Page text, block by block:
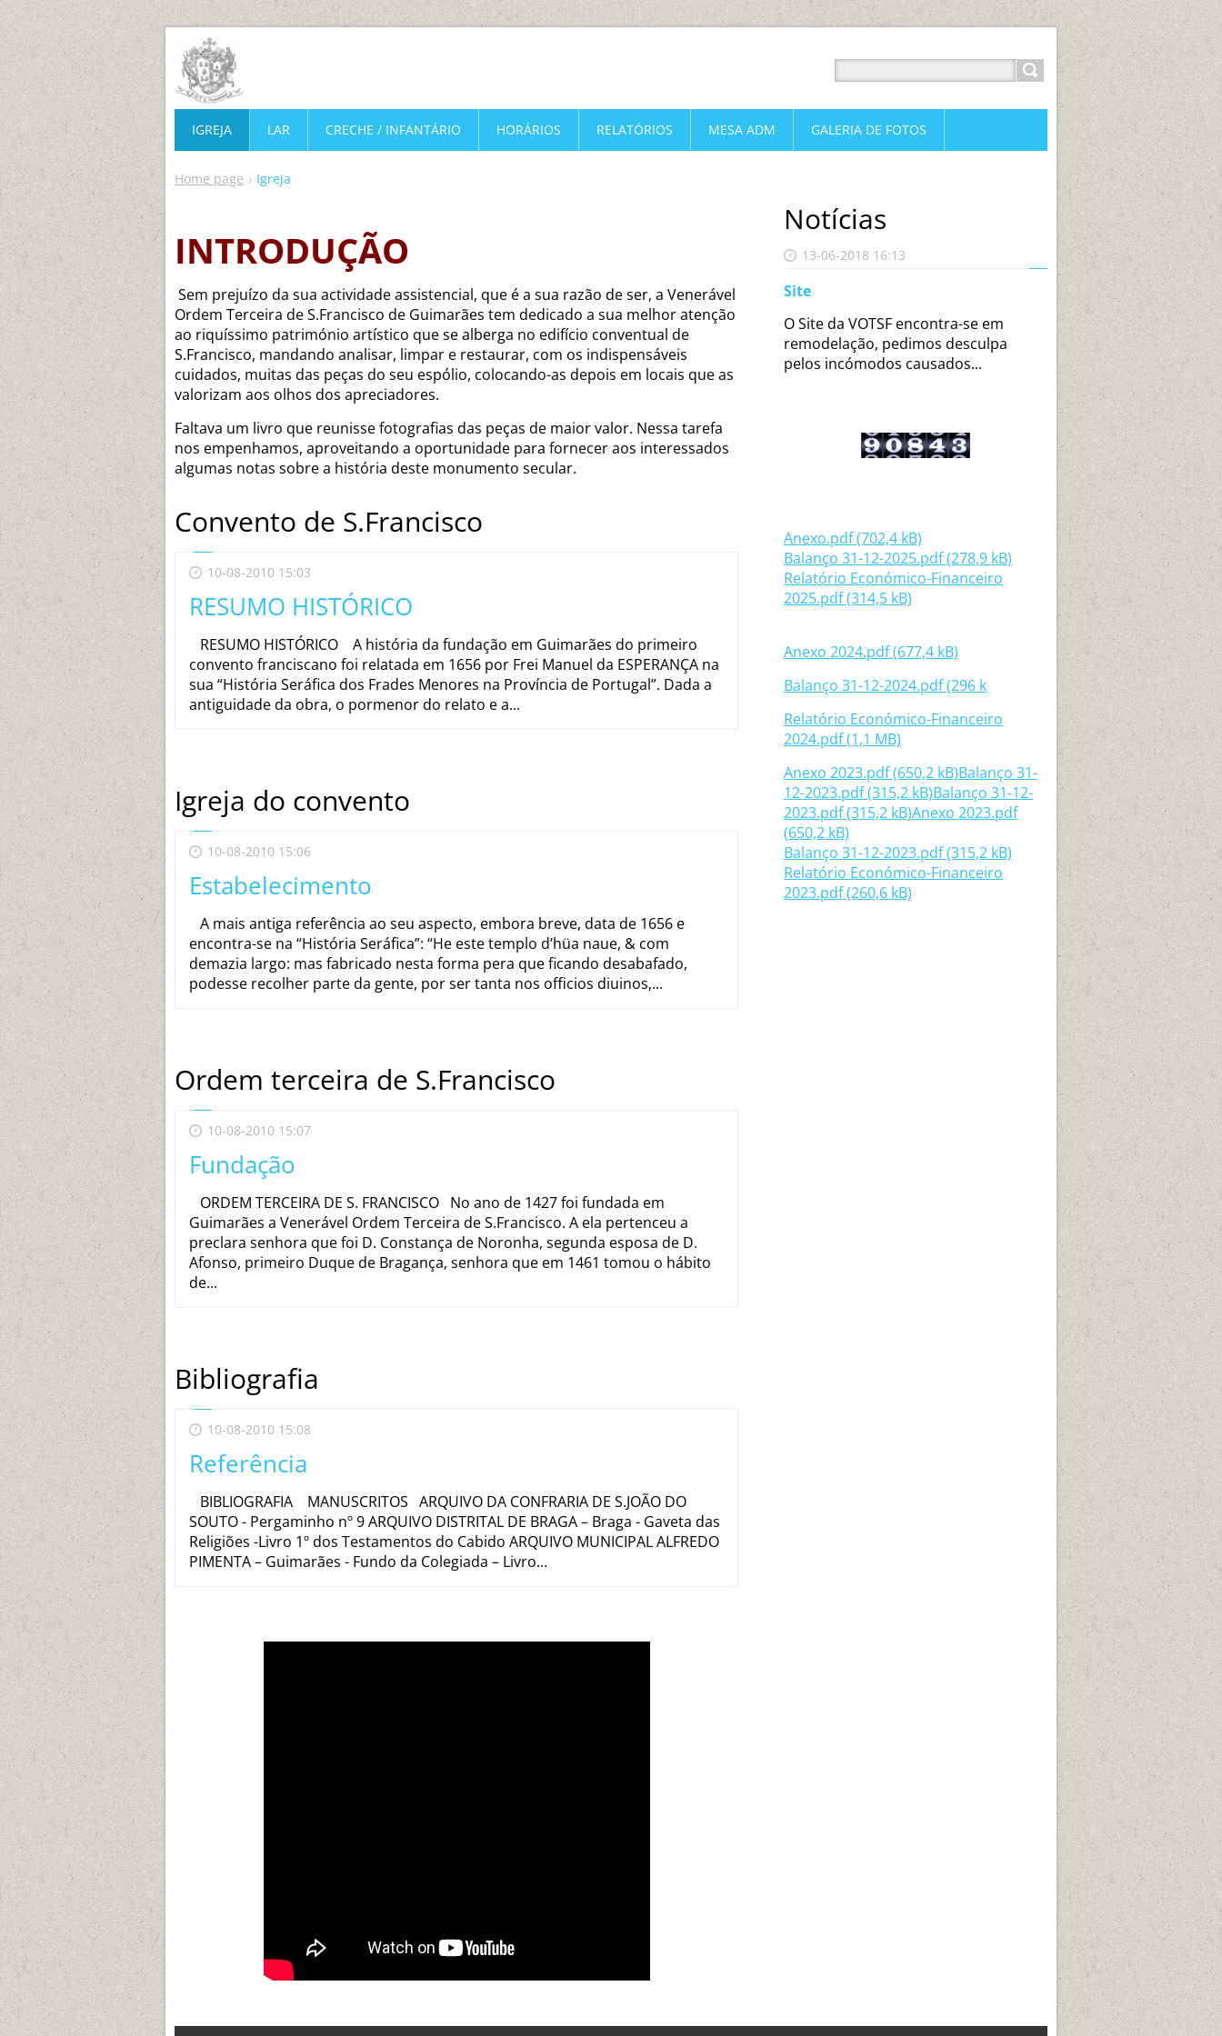
Home page Igreja
INTRODUÇÃO
Sem prejuízo da sua actividade assistencial, que é a sua razão de ser, a Venerável
Ordem Terceira de S.Francisco de Guimarães tem dedicado a sua melhor atenção
ao riquíssimo património artístico que se alberga no edifício conventual de
S.Francisco, mandando analisar, limpar e restaurar, com os indispensáveis
cuidados, muitas das peças do seu espólio, colocando-as depois em locais que as
valorizam aos olhos dos apreciadores.
Faltava um livro que reunisse fotografias das peças de maior valor. Nessa tarefa
nos empenhamos, aproveitando a oportunidade para fornecer aos interessados
algumas notas sobre a história deste monumento secular.
Convento de S.Francisco
10-08-2010 15:03
RESUMO HISTÓRICO
RESUMO HISTÓRICO A história da fundação em Guimarães do primeiro
convento franciscano foi relatada em 1656 por Frei Manuel da ESPERANÇA na
sua “História Seráfica dos Frades Menores na Província de Portugal”. Dada a
antiguidade da obra, o pormenor do relato e a...
Igreja do convento
10-08-2010 15:06
Estabelecimento
A mais antiga referência ao seu aspecto, embora breve, data de 1656 e
encontra-se na “História Seráfica”: “He este templo d’hüa naue, & com
demazia largo: mas fabricado nesta forma pera que ficando desabafado,
podesse recolher parte da gente, por ser tanta nos officios diuinos,...
Ordem terceira de S.Francisco
10-08-2010 15:07
Fundação
ORDEM TERCEIRA DE S. FRANCISCO No ano de 1427 foi fundada em
Guimarães a Venerável Ordem Terceira de S.Francisco. A ela pertenceu a
preclara senhora que foi D. Constança de Noronha, segunda esposa de D.
Afonso, primeiro Duque de Bragança, senhora que em 1461 tomou o hábito
de...
Bibliografia
10-08-2010 15:08
Referência
BIBLIOGRAFIA MANUSCRITOS ARQUIVO DA CONFRARIA DE S.JOÃO DO
SOUTO - Pergaminho nº 9 ARQUIVO DISTRITAL DE BRAGA – Braga - Gaveta das
Religiões -Livro 1º dos Testamentos do Cabido ARQUIVO MUNICIPAL ALFREDO
PIMENTA – Guimarães - Fundo da Colegiada – Livro...
Notícias
13-06-2018 16:13
Site
O Site da VOTSF encontra-se em
remodelação, pedimos desculpa
pelos incómodos causados...
Anexo.pdf (702,4 kB)
Balanço 31-12-2025.pdf (278,9 kB)
Relatório Económico-Financeiro
2025.pdf (314,5 kB)
Anexo 2024.pdf (677,4 kB)
Balanço 31-12-2024.pdf (296 k
Relatório Económico-Financeiro
2024.pdf (1,1 MB)
Anexo 2023.pdf (650,2 kB)Balanço 31-
12-2023.pdf (315,2 kB)Balanço 31-12-
2023.pdf (315,2 kB)Anexo 2023.pdf
(650,2 kB)
Balanço 31-12-2023.pdf (315,2 kB)
Relatório Económico-Financeiro
2023.pdf (260,6 kB)
IGREJA LAR CRECHE / INFANTÁRIO HORÁRIOS RELATÓRIOS MESA ADM GALERIA DE FOTOS